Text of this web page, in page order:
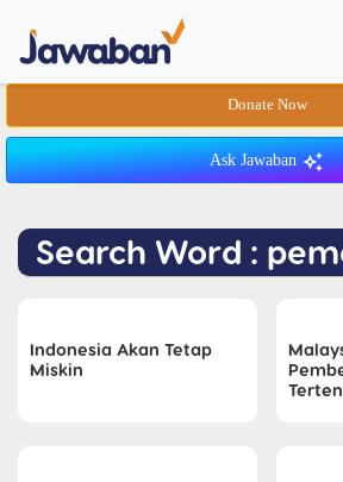
Donate Now
Ask Jawaban
Search Word :
Indonesia Akan Tetap
Miskin